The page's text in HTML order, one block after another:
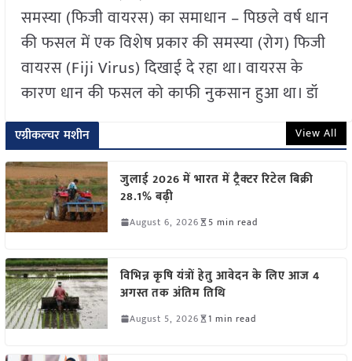
समस्या (फिजी वायरस) का समाधान – पिछले वर्ष धान
की फसल में एक विशेष प्रकार की समस्या (रोग) फिजी
वायरस (Fiji Virus) दिखाई दे रहा था। वायरस के
कारण धान की फसल को काफी नुकसान हुआ था। डॉ
एग्रीकल्चर मशीन View All
जुलाई 2026 में भारत में ट्रैक्टर रिटेल बिक्री
28.1% बढ़ी
August 6, 2026 5 min read
विभिन्न कृषि यंत्रों हेतु आवेदन के लिए आज 4
अगस्त तक अंतिम तिथि
August 5, 2026 1 min read